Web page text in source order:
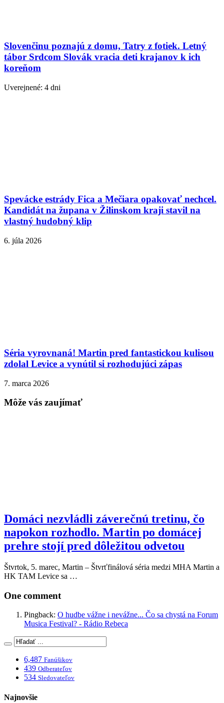
Slovenčinu poznajú z domu, Tatry z fotiek. Letný
tábor Srdcom Slovák vracia deti krajanov k ich
koreňom
Uverejnené: 4 dni
Spevácke estrády Fica a Mečiara opakovať nechcel.
Kandidát na župana v Žilinskom kraji stavil na
vlastný hudobný klip
6. júla 2026
Séria vyrovnaná! Martin pred fantastickou kulisou
zdolal Levice a vynútil si rozhodujúci zápas
7. marca 2026
Môže vás zaujímať
Domáci nezvládli záverečnú tretinu, čo
napokon rozhodlo. Martin po domácej
prehre stojí pred dôležitou odvetou
Štvrtok, 5. marec, Martin – Štvrťfinálová séria medzi MHA Martin a
HK TAM Levice sa …
One comment
Pingback: O hudbe vážne i nevážne... Čo sa chystá na Forum
Musica Festival? - Rádio Rebeca
6,487 Fanúšikov
439 Odberateľov
534 Sledovateľov
Najnovšie